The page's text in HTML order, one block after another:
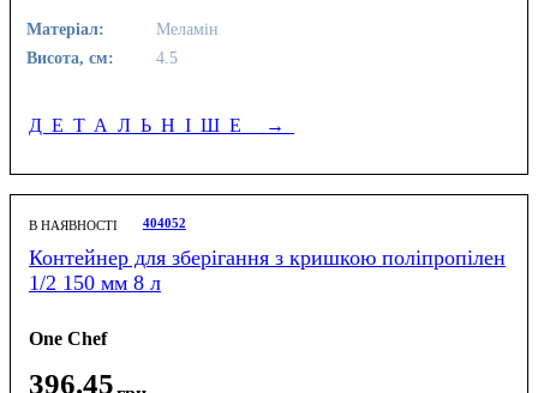
Матеріал:
Меламін
Висота, см:
4.5
ДЕТАЛЬНІШЕ →
В НАЯВНОСТІ 404052
Контейнер для зберігання з кришкою поліпропілен
1/2 150 мм 8 л
One Chef
396.45